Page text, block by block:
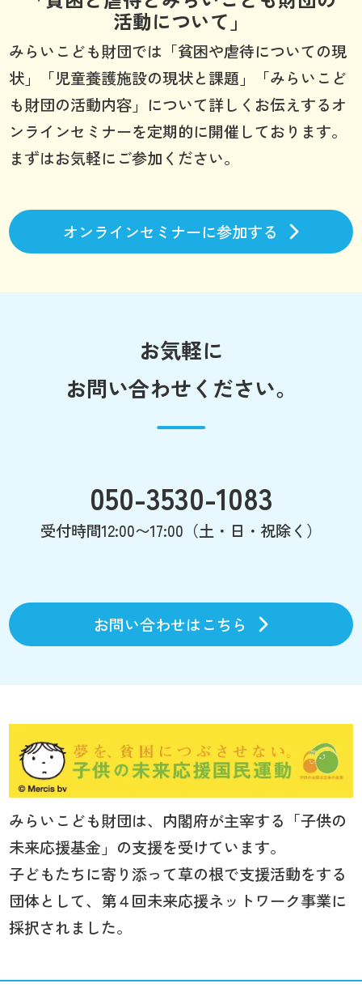
活動について」
みらいこども財団では「貧困や虐待についての現
状」「児童養護施設の現状と課題」「みらいこど
も財団の活動内容」について詳しくお伝えするオ
ンラインセミナーを定期的に開催しております。
まずはお気軽にご参加ください。
オンラインセミナーに参加する
お気軽に
お問い合わせください。
050-3530-1083
受付時間12:00〜17:00（土・日・祝除く）
お問い合わせはこちら
みらいこども財団は、内閣府が主宰する「子供の
未来応援基金」の支援を受けています。
子どもたちに寄り添って草の根で支援活動をする
団体として、第４回未来応援ネットワーク事業に
採択されました。